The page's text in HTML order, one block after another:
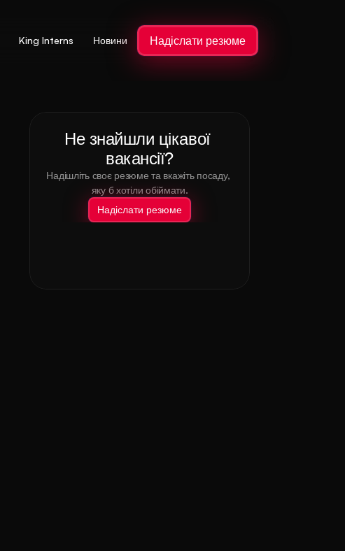
King Interns Новини Надіслати резюме
Не знайшли цікавої
вакансії?
Надішліть своє резюме та вкажіть посаду,
яку б хотіли обіймати.
Надіслати резюме